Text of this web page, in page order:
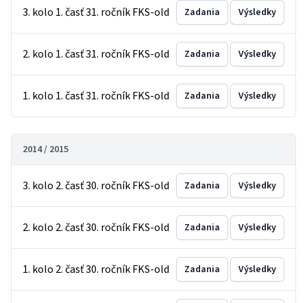
3. kolo 1. časť 31. ročník FKS-old Zadania Výsledky
2. kolo 1. časť 31. ročník FKS-old Zadania Výsledky
1. kolo 1. časť 31. ročník FKS-old Zadania Výsledky
2014 / 2015
3. kolo 2. časť 30. ročník FKS-old Zadania Výsledky
2. kolo 2. časť 30. ročník FKS-old Zadania Výsledky
1. kolo 2. časť 30. ročník FKS-old Zadania Výsledky